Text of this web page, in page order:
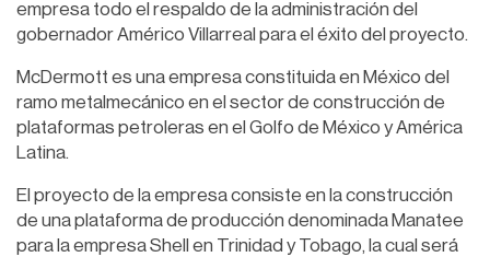
empresa todo el respaldo de la administración del
gobernador Américo Villarreal para el éxito del proyecto.
McDermott es una empresa constituida en México del
ramo metalmecánico en el sector de construcción de
plataformas petroleras en el Golfo de México y América
Latina.
El proyecto de la empresa consiste en la construcción
de una plataforma de producción denominada Manatee
para la empresa Shell en Trinidad y Tobago, la cual será